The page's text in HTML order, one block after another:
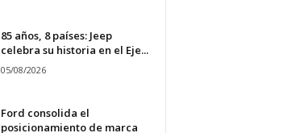
85 años, 8 países: Jeep
celebra su historia en el Eje...
05/08/2026
Ford consolida el
posicionamiento de marca